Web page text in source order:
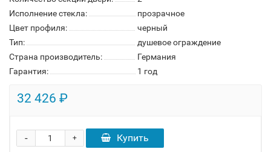
Исполнение стекла:
прозрачное
Цвет профиля:
черный
Тип:
душевое ограждение
Страна производитель:
Германия
Гарантия:
1 год
32 426 ₽
+
- Купить